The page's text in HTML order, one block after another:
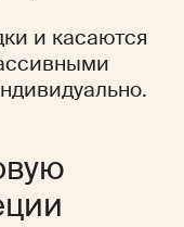
и касаются